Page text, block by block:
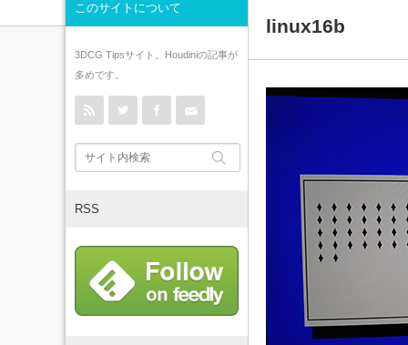
linux16b
このサイトについて
3DCG Tipsサイト。Houdiniの記事が
多めです。
rss Twitter Facebook
RSS